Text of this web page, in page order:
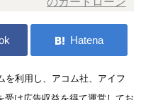
利用し、アコム社、アイフ